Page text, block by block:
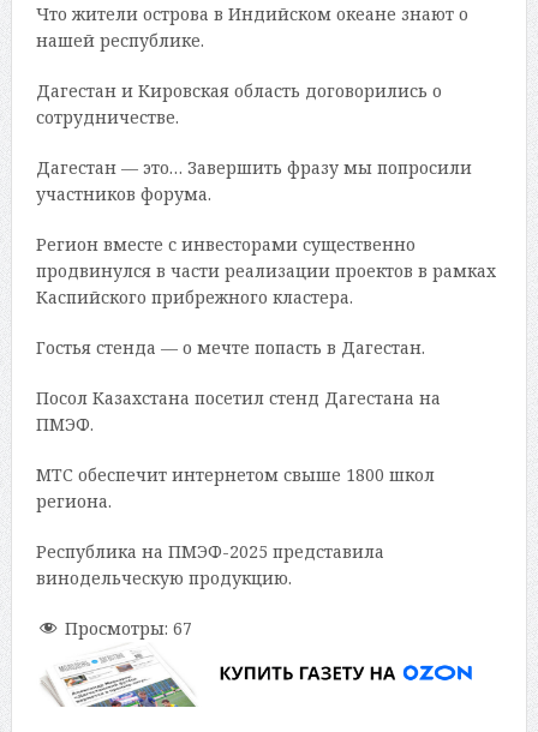
Что жители острова в Индийском океане знают о
нашей республике.
Дагестан и Кировская область договорились о
сотрудничестве.
Дагестан — это… Завершить фразу мы попросили
участников форума.
Регион вместе с инвесторами существенно
продвинулся в части реализации проектов в рамках
Каспийского прибрежного кластера.
Гостья стенда — о мечте попасть в Дагестан.
Посол Казахстана посетил стенд Дагестана на
ПМЭФ.
МТС обеспечит интернетом свыше 1800 школ
региона.
Республика на ПМЭФ-2025 представила
винодельческую продукцию.
Просмотры: 67